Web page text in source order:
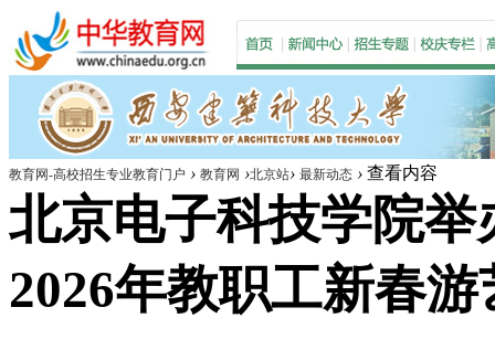
教育网-高校招生专业教育门户 › 教育网 ›北京站› 最新动态 › 查看内容
北京电子科技学院举
2026年教职工新春